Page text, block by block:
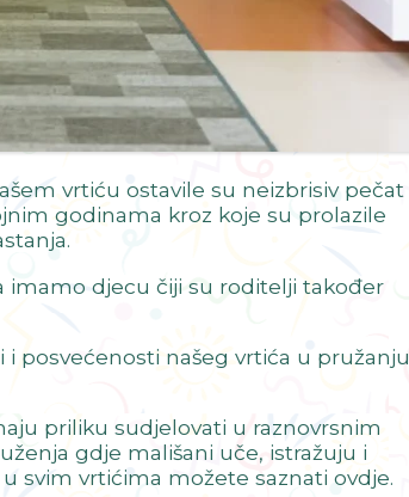
vrtiću ostavile su neizbrisiv pečat
godinama kroz koje su prolazile
djecu čiji su roditelji također
posvećenosti našeg vrtića u pružanju
priliku sudjelovati u raznovrsnim
gdje mališani uče, istražuju i
svim vrtićima možete saznati ovdje.